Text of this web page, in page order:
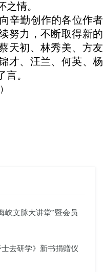
情。
辛勤创作的各位作者
努力，不断取得新的
天初、林秀美、方友
才、汪兰、何英、杨
。
峡文脉大讲堂”暨会员
去研学》新书捐赠仪